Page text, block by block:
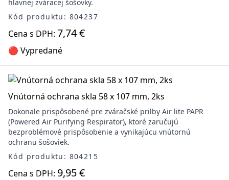
hlavnej zváracej šošovky.
Kód produktu: 804237
Cena s DPH: 7,74 €
🔴 Vypredané
Vnútorná ochrana skla 58 x 107 mm, 2ks
Dokonale prispôsobené pre zváračské prilby Air lite PAPR
(Powered Air Purifying Respirator), ktoré zaručujú
bezproblémové prispôsobenie a vynikajúcu vnútornú
ochranu šošoviek.
Kód produktu: 804215
Cena s DPH: 9,95 €